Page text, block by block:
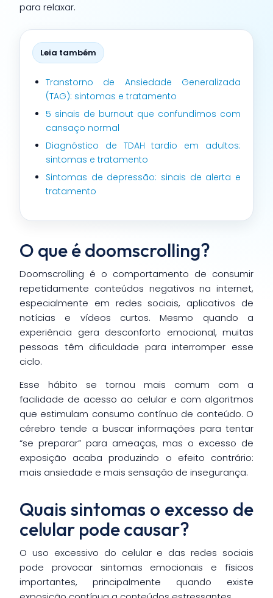
para relaxar.
Leia também
Transtorno de Ansiedade Generalizada
(TAG): sintomas e tratamento
5 sinais de burnout que confundimos com
cansaço normal
Diagnóstico de TDAH tardio em adultos:
sintomas e tratamento
Sintomas de depressão: sinais de alerta e
tratamento
O que é doomscrolling?
Doomscrolling é o comportamento de consumir
repetidamente conteúdos negativos na internet,
especialmente em redes sociais, aplicativos de
notícias e vídeos curtos. Mesmo quando a
experiência gera desconforto emocional, muitas
pessoas têm dificuldade para interromper esse
ciclo.
Esse hábito se tornou mais comum com a
facilidade de acesso ao celular e com algoritmos
que estimulam consumo contínuo de conteúdo. O
cérebro tende a buscar informações para tentar
“se preparar” para ameaças, mas o excesso de
exposição acaba produzindo o efeito contrário:
mais ansiedade e mais sensação de insegurança.
Quais sintomas o excesso de
celular pode causar?
O uso excessivo do celular e das redes sociais
pode provocar sintomas emocionais e físicos
importantes, principalmente quando existe